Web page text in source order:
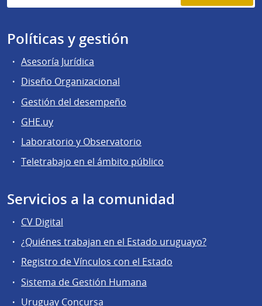
Políticas y gestión
Asesoría Jurídica
Diseño Organizacional
Gestión del desempeño
GHE.uy
Laboratorio y Observatorio
Teletrabajo en el ámbito público
Servicios a la comunidad
CV Digital
¿Quiénes trabajan en el Estado uruguayo?
Registro de Vínculos con el Estado
Sistema de Gestión Humana
Uruguay Concursa